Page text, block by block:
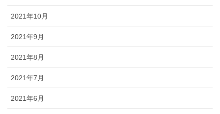
2021年10月
2021年9月
2021年8月
2021年7月
2021年6月